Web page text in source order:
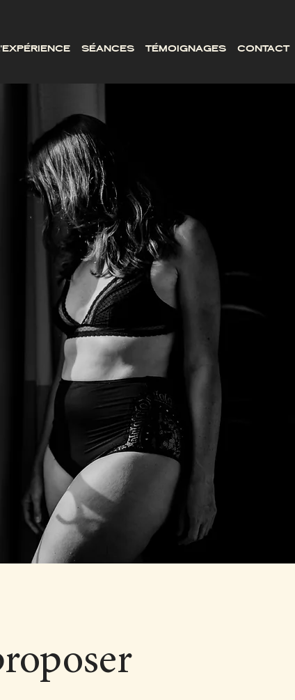
SÉANCES TÉMOIGNAGES CONTACT